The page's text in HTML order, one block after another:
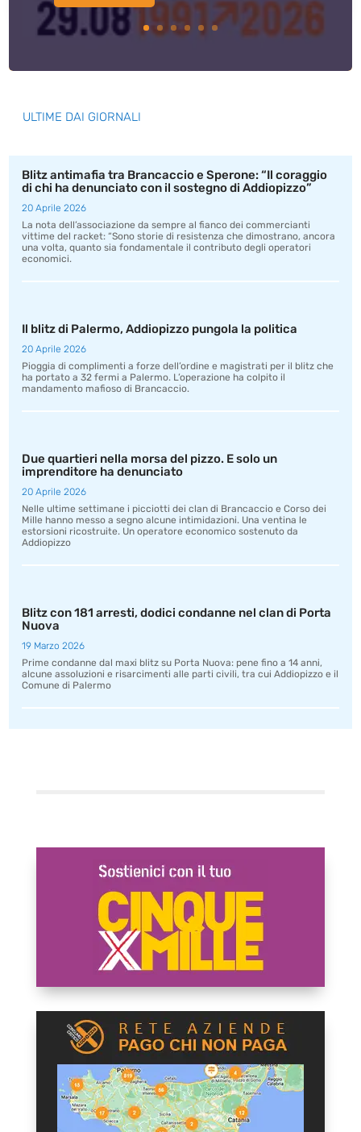
ULTIME DAI GIORNALI
Blitz antimafia tra Brancaccio e Sperone: “Il coraggio
di chi ha denunciato con il sostegno di Addiopizzo”
20 Aprile 2026
La nota dell’associazione da sempre al fianco dei commercianti
vittime del racket: “Sono storie di resistenza che dimostrano, ancora
una volta, quanto sia fondamentale il contributo degli operatori
economici.
Il blitz di Palermo, Addiopizzo pungola la politica
20 Aprile 2026
Pioggia di complimenti a forze dell’ordine e magistrati per il blitz che
ha portato a 32 fermi a Palermo. L’operazione ha colpito il
mandamento mafioso di Brancaccio.
Due quartieri nella morsa del pizzo. E solo un
imprenditore ha denunciato
20 Aprile 2026
Nelle ultime settimane i picciotti dei clan di Brancaccio e Corso dei
Mille hanno messo a segno alcune intimidazioni. Una ventina le
estorsioni ricostruite. Un operatore economico sostenuto da
Addiopizzo
Blitz con 181 arresti, dodici condanne nel clan di Porta
Nuova
19 Marzo 2026
Prime condanne dal maxi blitz su Porta Nuova: pene fino a 14 anni,
alcune assoluzioni e risarcimenti alle parti civili, tra cui Addiopizzo e il
Comune di Palermo